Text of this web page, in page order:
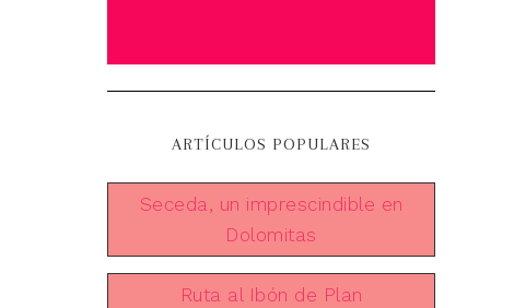
ARTÍCULOS POPULARES
Seceda, un imprescindible en
Dolomitas
Ruta al Ibón de Plan